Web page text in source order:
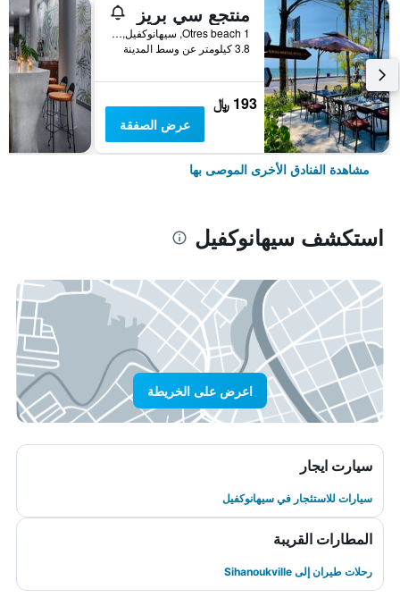
منتجع سي بريز
Otres beach 1, سيهانوكفيل, كمبوديا
3.8 كيلومتر عن وسط المدينة
193 ﷼
عرض الصفقة
مشاهدة الفنادق الأخرى الموصى بها
استكشف سيهانوكفيل
اعرض على الخريطة
سيارت ايجار
سيارات للاستئجار في سيهانوكفيل
المطارات القريبة
رحلات طيران إلى Sihanoukville